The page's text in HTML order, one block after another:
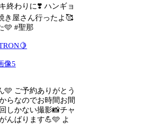
終わりに❣️ ハンギョ
き屋さん行ったよ🥰
🩵 #聖那
🩵 ご予約ありがとう
らなのでお時間お間
しかない撮影📸チャ
んばります💪🩵 よ